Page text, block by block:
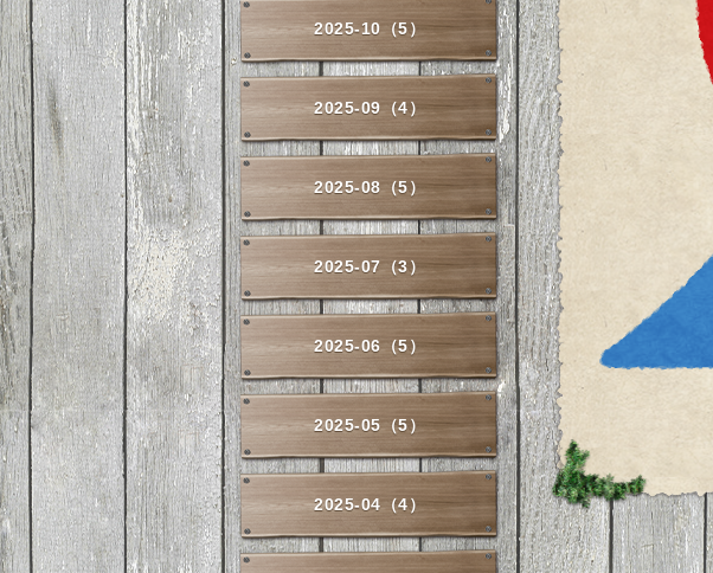
2025-10（5）
2025-09（4）
2025-08（5）
2025-07（3）
2025-06（5）
2025-05（5）
2025-04（4）